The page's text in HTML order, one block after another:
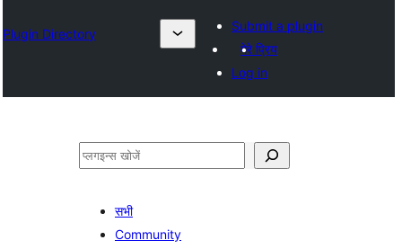
Plugin Directory
Submit a plugin
मेरे प्रिय
Log in
खोजें
सभी
Community